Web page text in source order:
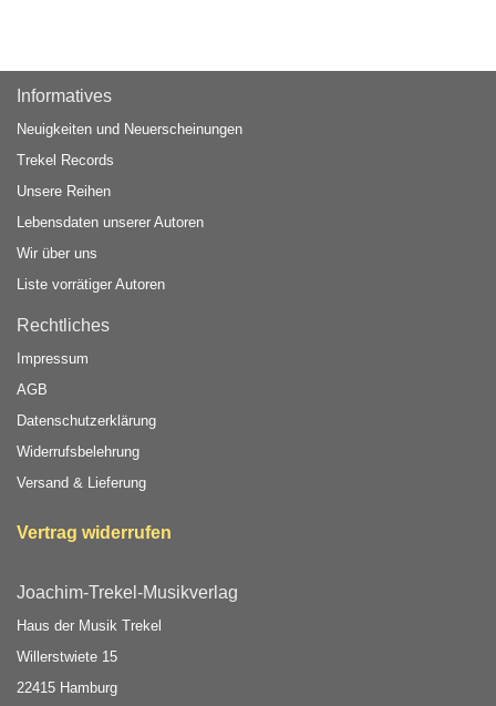
Informatives
Neuigkeiten und Neuerscheinungen
Trekel Records
Unsere Reihen
Lebensdaten unserer Autoren
Wir über uns
Liste vorrätiger Autoren
Rechtliches
Impressum
AGB
Datenschutzerklärung
Widerrufsbelehrung
Versand & Lieferung
Vertrag widerrufen
Joachim-Trekel-Musikverlag
Haus der Musik Trekel
Willerstwiete 15
22415 Hamburg